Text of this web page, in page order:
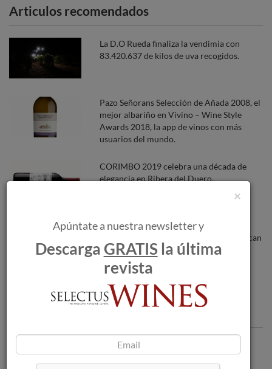
Articulos recomendados
La D.O Rueda finaliza la vendimia con
83.420.637 de kilos de uva recogidos.
Pazo Señorans Selección de Añada 2008, el
mejor albariño en Vivino – Wine Style
Awards 2018, la app de vinos con más
usuarios del mundo.
CORIMBO 2019 celebra una década de
elegancia en Ribera del Duero.
Los incendios forestales amenazan a las
bodegas a medida que las llamas se acercan
a Burdeos.
×
Apúntate a nuestra newsletter y
DescargaGRATIS la última
revista